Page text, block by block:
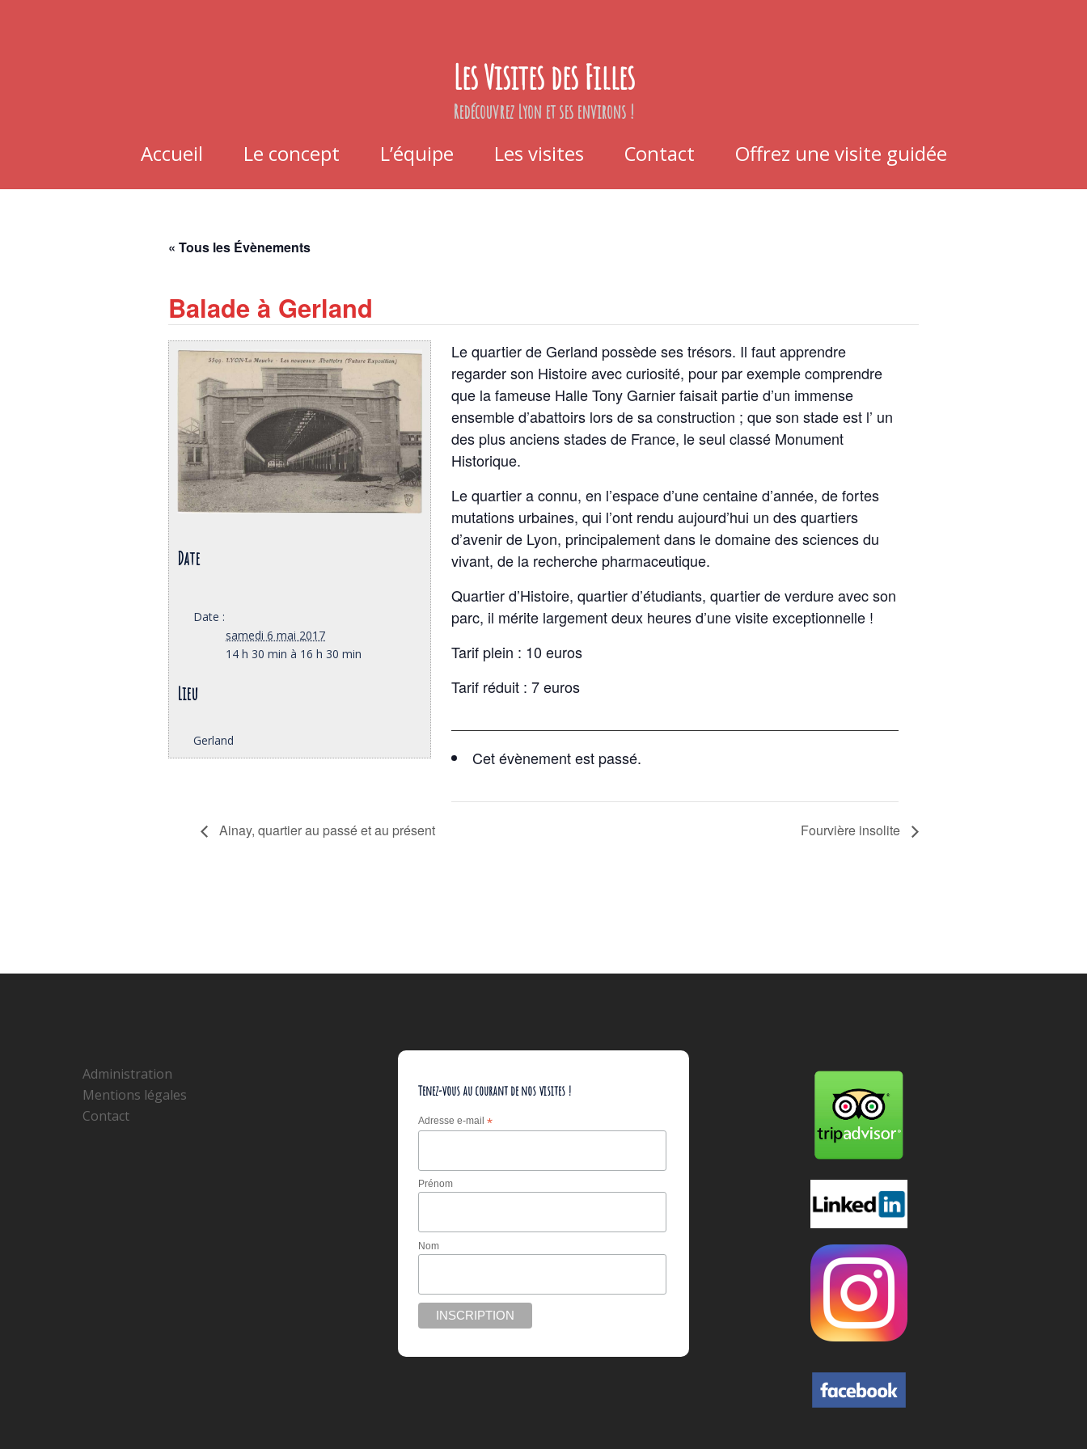
Les Visites des Filles
Redécouvrez Lyon et ses environs !
Accueil Le concept L’équipe Les visites Contact Offrez une visite guidée
« Tous les Évènements
Balade à Gerland
Date
Date :
samedi 6 mai 2017
14 h 30 min à 16 h 30 min
Lieu
Gerland
Le quartier de Gerland possède ses trésors. Il faut apprendre
regarder son Histoire avec curiosité, pour par exemple comprendre
que la fameuse Halle Tony Garnier faisait partie d’un immense
ensemble d’abattoirs lors de sa construction ; que son stade est l’ un
des plus anciens stades de France, le seul classé Monument
Historique.
Le quartier a connu, en l’espace d’une centaine d’année, de fortes
mutations urbaines, qui l’ont rendu aujourd’hui un des quartiers
d’avenir de Lyon, principalement dans le domaine des sciences du
vivant, de la recherche pharmaceutique.
Quartier d’Histoire, quartier d’étudiants, quartier de verdure avec son
parc, il mérite largement deux heures d’une visite exceptionnelle !
Tarif plein : 10 euros
Tarif réduit : 7 euros
Cet évènement est passé.
Ainay, quartier au passé et au présent Fourvière insolite
Administration
Mentions légales
Contact
Tenez-vous au courant de nos visites !
Adresse e-mail *
Prénom
Nom